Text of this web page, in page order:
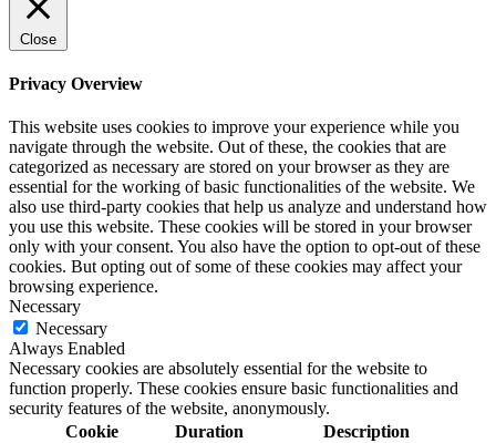
Close
Privacy Overview
This website uses cookies to improve your experience while you
navigate through the website. Out of these, the cookies that are
categorized as necessary are stored on your browser as they are
essential for the working of basic functionalities of the website. We
also use third-party cookies that help us analyze and understand how
you use this website. These cookies will be stored in your browser
only with your consent. You also have the option to opt-out of these
cookies. But opting out of some of these cookies may affect your
browsing experience.
Necessary
Necessary
Always Enabled
Necessary cookies are absolutely essential for the website to
function properly. These cookies ensure basic functionalities and
security features of the website, anonymously.
Cookie
Duration Description